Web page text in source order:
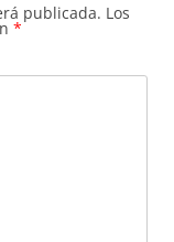
publicada. Los
*